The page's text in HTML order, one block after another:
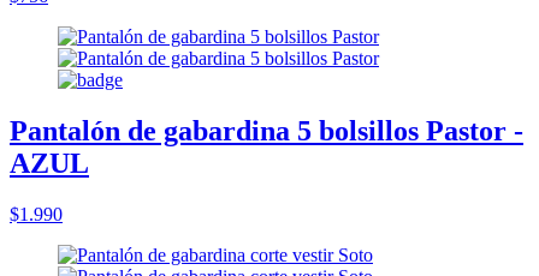
Pantalón de gabardina 5 bolsillos Pastor -
AZUL
$1.990